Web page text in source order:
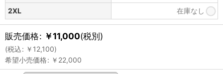
2XL
在庫なし
販売価格: ￥11,000(税別)
(税込: ￥ 12,100)
希望小売価格: ￥ 22,000